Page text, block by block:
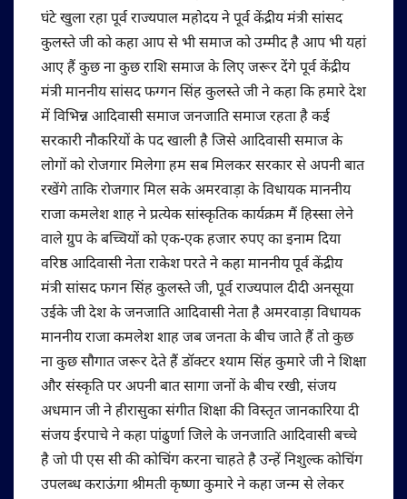
घंटे खुला रहा पूर्व राज्यपाल महोदय ने पूर्व केंद्रीय मंत्री सांसद
कुलस्ते जी को कहा आप से भी समाज को उम्मीद है आप भी यहां
आए हैं कुछ ना कुछ राशि समाज के लिए जरूर देंगे पूर्व केंद्रीय
मंत्री माननीय सांसद फग्गन सिंह कुलस्ते जी ने कहा कि हमारे देश
में विभिन्न आदिवासी समाज जनजाति समाज रहता है कई
सरकारी नौकरियों के पद खाली है जिसे आदिवासी समाज के
लोगों को रोजगार मिलेगा हम सब मिलकर सरकार से अपनी बात
रखेंगे ताकि रोजगार मिल सके अमरवाड़ा के विधायक माननीय
राजा कमलेश शाह ने प्रत्येक सांस्कृतिक कार्यक्रम मैं हिस्सा लेने
वाले ग्रुप के बच्चियों को एक-एक हजार रुपए का इनाम दिया
वरिष्ठ आदिवासी नेता राकेश परते ने कहा माननीय पूर्व केंद्रीय
मंत्री सांसद फगन सिंह कुलस्ते जी, पूर्व राज्यपाल दीदी अनसूया
उईके जी देश के जनजाति आदिवासी नेता है अमरवाड़ा विधायक
माननीय राजा कमलेश शाह जब जनता के बीच जाते हैं तो कुछ
ना कुछ सौगात जरूर देते हैं डॉक्टर श्याम सिंह कुमारे जी ने शिक्षा
और संस्कृति पर अपनी बात सागा जनों के बीच रखी, संजय
अधमान जी ने हीरासुका संगीत शिक्षा की विस्तृत जानकारिया दी
संजय ईरपाचे ने कहा पांढुर्णा जिले के जनजाति आदिवासी बच्चे
है जो पी एस सी की कोचिंग करना चाहते है उन्हें निशुल्क कोचिंग
उपलब्ध कराऊंगा श्रीमती कृष्णा कुमारे ने कहा जन्म से लेकर